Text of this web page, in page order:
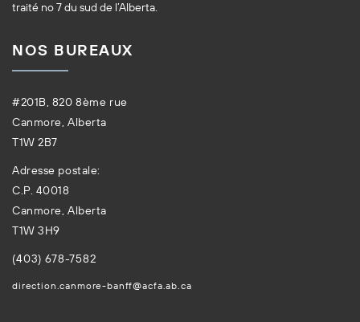
traité no 7 du sud de l’Alberta.
NOS BUREAUX
#201B, 820 8ème rue
Canmore, Alberta
T1W 2B7
Adresse postale:
C.P. 40018
Canmore, Alberta
T1W 3H9
(403) 678-7582
direction.canmore-banff@acfa.ab.ca